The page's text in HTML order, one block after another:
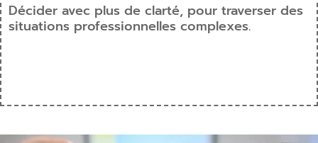
Décider avec plus de clarté, pour traverser des
situations professionnelles complexes.